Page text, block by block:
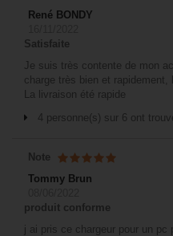
René BONDY
Satisfaite
Je suis très contente de mon
charge très bien et rapidement,
La livraison été rapide
4 personne(s) sur 6 ont
Note
Tommy Brun
produit conforme
j ai pris ce chargeur pour un pc